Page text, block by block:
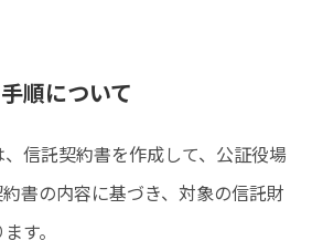
順について
信託契約書を作成して、公証役場
書の内容に基づき、対象の信託財
す。